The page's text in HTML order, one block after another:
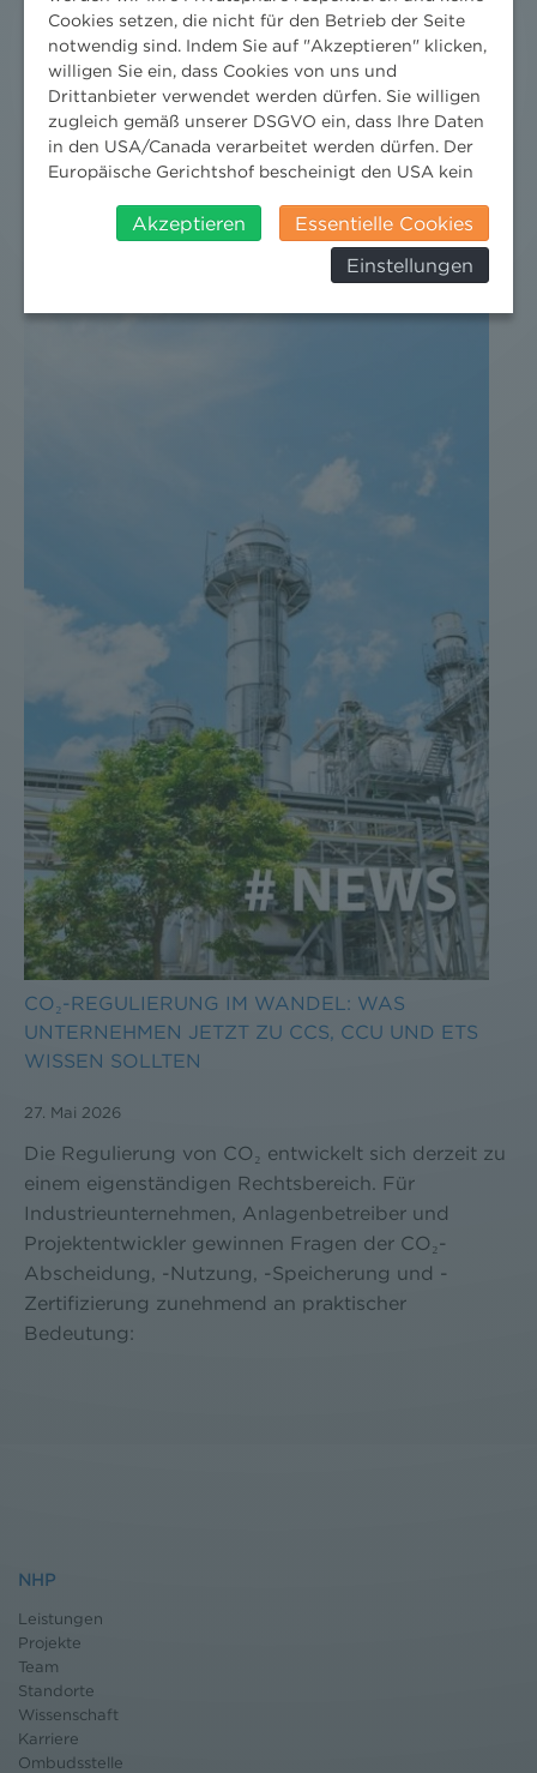
DER NEWS ALERT JUNI 2026 IST DA!
18. Juni 2026
Jetzt die neuesten Rechts-Updates holen.
CO₂-REGULIERUNG IM WANDEL: WAS
UNTERNEHMEN JETZT ZU CCS, CCU UND ETS
WISSEN SOLLTEN
27. Mai 2026
Die Regulierung von CO₂ entwickelt sich derzeit zu
einem eigenständigen Rechtsbereich. Für
Industrieunternehmen, Anlagenbetreiber und
Projektentwickler gewinnen Fragen der CO₂-
Abscheidung, -Nutzung, -Speicherung und -
Zertifizierung zunehmend an praktischer
Bedeutung:
NHP
Leistungen
Projekte
Team
Standorte
Wissenschaft
Karriere
Ombudsstelle
Cookies setzen, die nicht für den Betrieb der Seite
notwendig sind. Indem Sie auf "Akzeptieren" klicken,
willigen Sie ein, dass Cookies von uns und
Drittanbieter verwendet werden dürfen. Sie willigen
zugleich gemäß unserer DSGVO ein, dass Ihre Daten
in den USA/Canada verarbeitet werden dürfen. Der
Europäische Gerichtshof bescheinigt den USA kein
insbesondere das Risiko, dass ihre Daten durch US-
Behörden, zu Kontroll- und zu
Überwachungszwecken, verarbeitet werden und
werden können. Zudem finden Sie am
Akzeptieren
Essentielle Cookies
Einstellungen